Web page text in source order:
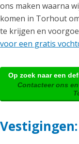
ons maken waarna
komen in Torhout
te krijgen en
voor een gratis
Op zoek naar een
Contacteer ons
Vestigingen: